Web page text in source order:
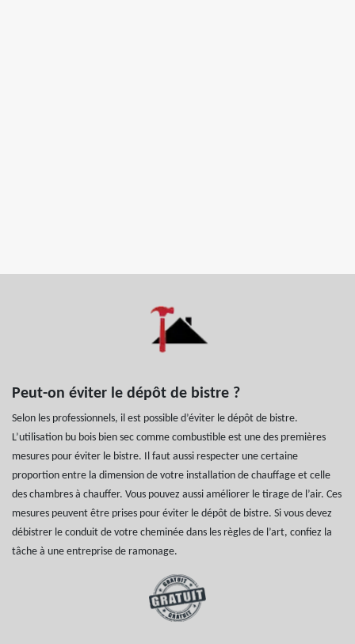
Peut-on éviter le dépôt de bistre ?
Selon les professionnels, il est possible d’éviter le dépôt de bistre.
L’utilisation bu bois bien sec comme combustible est une des premières
mesures pour éviter le bistre. Il faut aussi respecter une certaine
proportion entre la dimension de votre installation de chauffage et celle
des chambres à chauffer. Vous pouvez aussi améliorer le tirage de l’air. Ces
mesures peuvent être prises pour éviter le dépôt de bistre. Si vous devez
débistrer le conduit de votre cheminée dans les règles de l’art, confiez la
tâche à une entreprise de ramonage.